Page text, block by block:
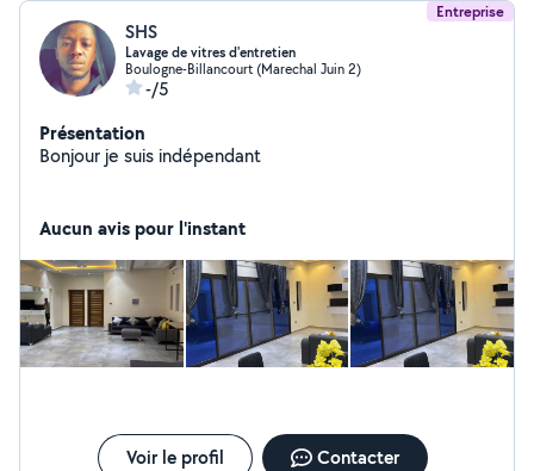
Entreprise
SHS
Lavage de vitres d'entretien
Boulogne-Billancourt (Marechal Juin 2)
-/5
Présentation
Bonjour je suis indépendant
Aucun avis pour l'instant
Voir le profil Contacter